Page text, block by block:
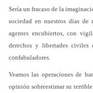
Sería un fracaso de la
sociedad en nuestros días de
agentes encubiertos, con
derechos y libertades civiles
confabuladores.
Veamos las operaciones de
opinión sobreestimar su